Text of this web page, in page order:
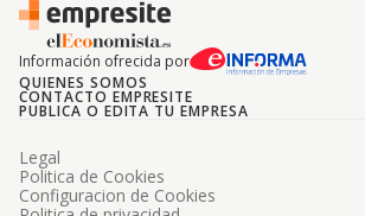
Información ofrecida por
QUIENES SOMOS
CONTACTO EMPRESITE
PUBLICA O EDITA TU EMPRESA
Legal
Politica de Cookies
Configuracion de Cookies